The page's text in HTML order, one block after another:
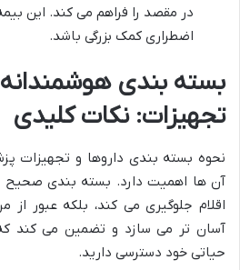
در مقصد را فراهم می کند. این
اضطراری کمک بزرگی باشد.
بسته بندی هوشمندانه
تجهیزات: نکات کلیدی
نحوه بسته بندی داروها و تجهیزات
آن ها اهمیت دارد. بسته بندی صحیح
اقلام جلوگیری می کند، بلکه عبور از
آسان تر می سازد و تضمین می کند
حیاتی خود دسترسی دارید.